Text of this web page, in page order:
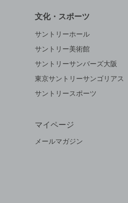
文化・スポーツ
サントリーホール
サントリー美術館
サントリーサンバーズ大阪
東京サントリーサンゴリアス
サントリースポーツ
マイページ
メールマガジン